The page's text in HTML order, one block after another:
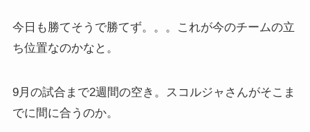
今日も勝てそうで勝てず。。。これが今のチームの立
ち位置なのかなと。
9月の試合まで2週間の空き。スコルジャさんがそこま
でに間に合うのか。